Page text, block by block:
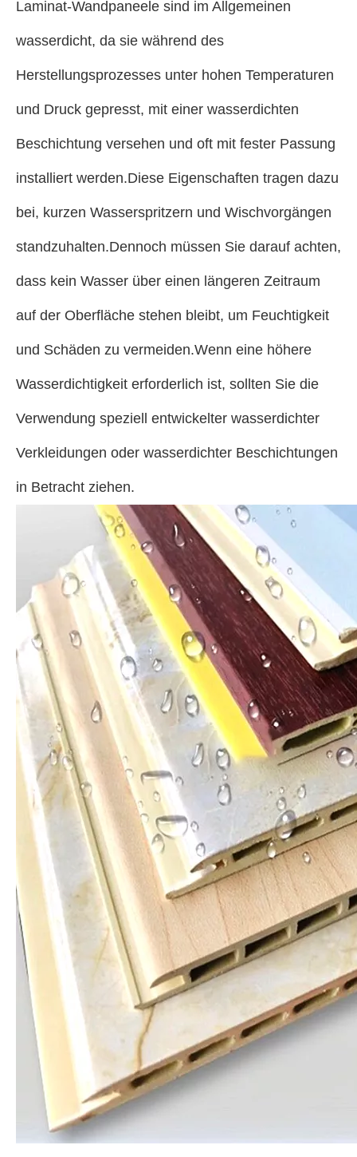
Laminat-Wandpaneele sind im Allgemeinen
wasserdicht, da sie während des
Herstellungsprozesses unter hohen Temperaturen
und Druck gepresst, mit einer wasserdichten
Beschichtung versehen und oft mit fester Passung
installiert werden.Diese Eigenschaften tragen dazu
bei, kurzen Wasserspritzern und Wischvorgängen
standzuhalten.Dennoch müssen Sie darauf achten,
dass kein Wasser über einen längeren Zeitraum
auf der Oberfläche stehen bleibt, um Feuchtigkeit
und Schäden zu vermeiden.Wenn eine höhere
Wasserdichtigkeit erforderlich ist, sollten Sie die
Verwendung speziell entwickelter wasserdichter
Verkleidungen oder wasserdichter Beschichtungen
in Betracht ziehen.